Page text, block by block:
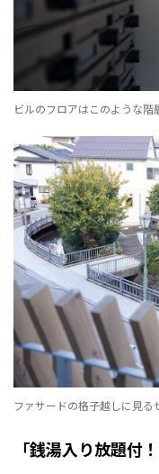
ビルのフロアはこのような階
ファサードの格子越しに見る
「銭湯入り放題付